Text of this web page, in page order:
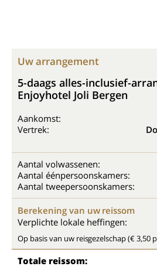
Uw arrangement
5-daags alles-inclusief-
Enjoyhotel Joli Bergen
Aankomst:
Vertrek:
Aantal volwassenen:
Aantal éénpersoonskamers:
Aantal tweepersoonskamers:
Berekening van uw reissom
Verplichte lokale heffingen:
Op basis van uw reisgezelschap (€ 3,50
Totale reissom: